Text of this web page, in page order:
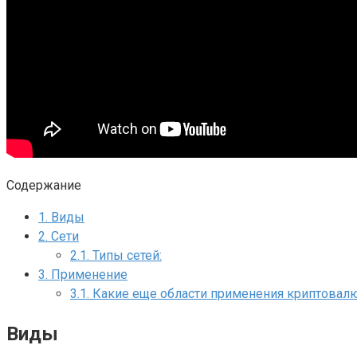
Содержание
1. Виды
2. Сети
2.1. Типы сетей:
3. Применение
3.1. Какие еще области применения
Виды